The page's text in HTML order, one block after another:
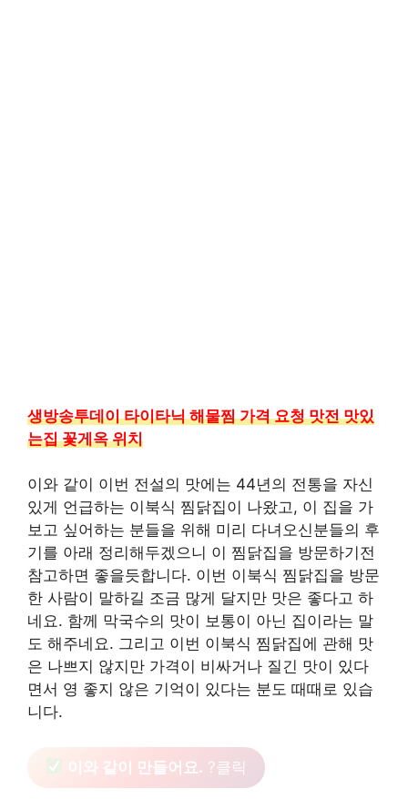
생방송투데이 타이타닉 해물찜 가격 요청 맛전 맛있
는집 꽃게옥 위치
이와 같이 이번 전설의 맛에는 44년의 전통을 자신
있게 언급하는 이북식 찜닭집이 나왔고, 이 집을 가
보고 싶어하는 분들을 위해 미리 다녀오신분들의 후
기를 아래 정리해두겠으니 이 찜닭집을 방문하기전
참고하면 좋을듯합니다. 이번 이북식 찜닭집을 방문
한 사람이 말하길 조금 많게 달지만 맛은 좋다고 하
네요. 함께 막국수의 맛이 보통이 아닌 집이라는 말
도 해주네요. 그리고 이번 이북식 찜닭집에 관해 맛
은 나쁘지 않지만 가격이 비싸거나 질긴 맛이 있다
면서 영 좋지 않은 기억이 있다는 분도 때때로 있습
니다.
이와 같이 만들어요. ?클릭